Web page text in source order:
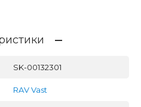
SK-00132301
RAV Vast